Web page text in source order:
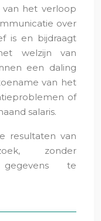
het verloop
over
is en bijdraagt
welzijn van
een daling
van het
of
salaris.
resultaten van
zonder
gegevens te